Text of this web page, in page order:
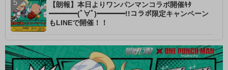
【朗報】本日よりワンパンマンコラボ開催ｷﾀ
━━━━(ﾟ∀ﾟ)━━━━!!コラボ限定キャンペーン
もLINEで開催！！